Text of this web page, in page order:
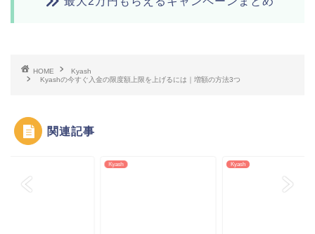
HOME
Kyash
Kyashの今すぐ入金の限度額上限を上げるには｜増額の方法3つ
関連記事
Kyash Kyash